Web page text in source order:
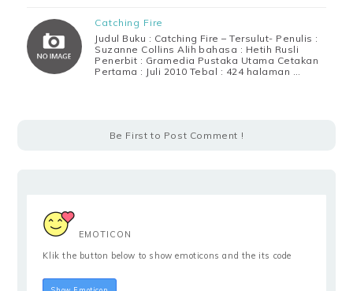
Catching Fire
Judul Buku : Catching Fire – Tersulut- Penulis :
Suzanne Collins Alih bahasa : Hetih Rusli
Penerbit : Gramedia Pustaka Utama Cetakan
Pertama : Juli 2010 Tebal : 424 halaman …
Be First to Post Comment !
EMOTICON
Klik the button below to show emoticons and the its code